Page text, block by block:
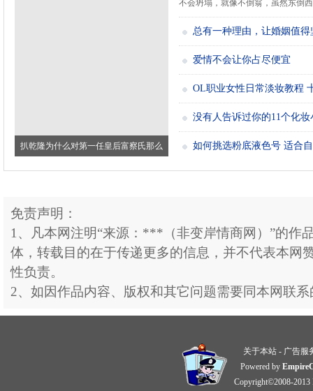
扒乾隆为什么对第一任皇后富察氏那么
不会坍塌，就像不倒翁，虽然东倒
总有一种理由，让婚姻值得
爱情不会让你占尽便宜
OL职业女性日常淡妆教程
没有人告诉过你的11个化妆
如何挑选粉底液色号 适合
免责声明：
1、凡本网注明“来源：***（非变岸情商网）”的作
体，转载目的在于传递更多的信息，并不代表本网
性负责。
2、如因作品内容、版权和其它问题需要同本网联
关于本站 - 广告服
Powered by
Copyright©2008-2013